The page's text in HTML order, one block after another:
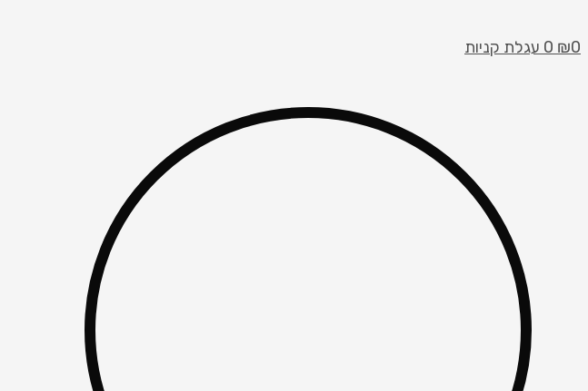
₪0
0 עגלת קניות